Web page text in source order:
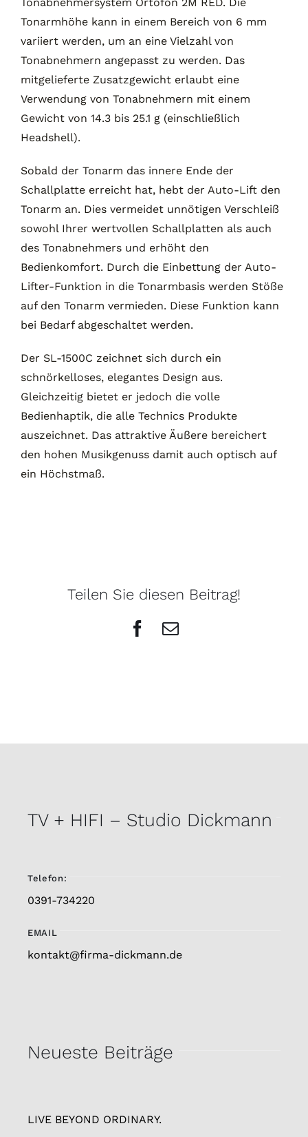
Tonarmhöhe kann in einem Bereich von 6 mm
variiert werden, um an eine Vielzahl von
Tonabnehmern angepasst zu werden. Das
mitgelieferte Zusatzgewicht erlaubt eine
Verwendung von Tonabnehmern mit einem
Gewicht von 14.3 bis 25.1 g (einschließlich
Headshell).
Sobald der Tonarm das innere Ende der
Schallplatte erreicht hat, hebt der Auto-Lift den
Tonarm an. Dies vermeidet unnötigen Verschleiß
sowohl Ihrer wertvollen Schallplatten als auch
des Tonabnehmers und erhöht den
Bedienkomfort. Durch die Einbettung der Auto-
Lifter-Funktion in die Tonarmbasis werden Stöße
auf den Tonarm vermieden. Diese Funktion kann
bei Bedarf abgeschaltet werden.
Der SL-1500C zeichnet sich durch ein
schnörkelloses, elegantes Design aus.
Gleichzeitig bietet er jedoch die volle
Bedienhaptik, die alle Technics Produkte
auszeichnet. Das attraktive Äußere bereichert
den hohen Musikgenuss damit auch optisch auf
ein Höchstmaß.
Teilen Sie diesen Beitrag!
Facebook
E-
TV + HIFI – Studio Dickmann
Telefon:
0391-734220
EMAIL
kontakt@firma-dickmann.de
Neueste Beiträge
LIVE BEYOND ORDINARY.